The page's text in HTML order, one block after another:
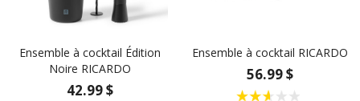
Ensemble à cocktail Édition
Noire RICARDO
42.99 $
Ensemble à cocktail RICARDO
56.99 $